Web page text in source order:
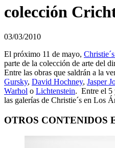
colección
03/03/2010
El próximo 11 de mayo,
parte de la colección de arte del
Entre las obras que saldrán a la
Gursky, David Hochney, Jasper
Warhol o Lichtenstein. Entre el 5
las galerías de Christie´s en Los
OTROS CONTENIDOS